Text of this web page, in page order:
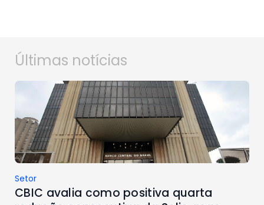
Últimas notícias
Setor
CBIC avalia como positiva quarta